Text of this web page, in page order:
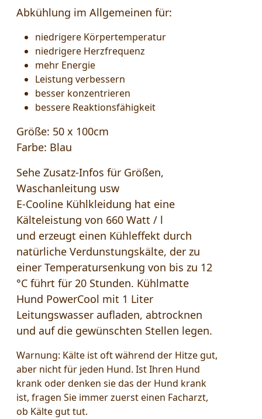
Abkühlung im Allgemeinen für:
niedrigere Körpertemperatur
niedrigere Herzfrequenz
mehr Energie
Leistung verbessern
besser konzentrieren
bessere Reaktionsfähigkeit
Größe: 50 x 100cm
Farbe: Blau
Sehe Zusatz-Infos für Größen,
Waschanleitung usw
E-Cooline Kühlkleidung hat eine
Kälteleistung von 660 Watt / l
und erzeugt einen Kühleffekt durch
natürliche Verdunstungskälte, der zu
einer Temperatursenkung von bis zu 12
°C führt für 20 Stunden. Kühlmatte
Hund PowerCool mit 1 Liter
Leitungswasser aufladen, abtrocknen
und auf die gewünschten Stellen legen.
Warnung: Kälte ist oft während der Hitze gut,
aber nicht für jeden Hund. Ist Ihren Hund
krank oder denken sie das der Hund krank
ist, fragen Sie immer zuerst einen Facharzt,
ob Kälte gut tut.